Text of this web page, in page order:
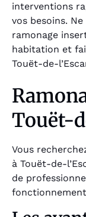
interventions
vos besoins.
ramonage
habitation et
Touët-de-
Touët-
Vous
à Touët-de-
de